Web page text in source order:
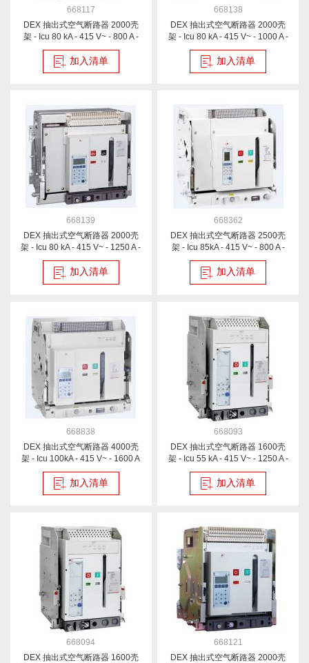
668117
DEX 抽出式空气断路器 2000壳
架 - Icu 80 kA - 415 V~ - 800 A -
3P
加入清单
668138
DEX 抽出式空气断路器 2000壳
架 - Icu 80 kA - 415 V~ - 1000 A -
4P
加入清单
668139
DEX 抽出式空气断路器 2000壳
架 - Icu 80 kA - 415 V~ - 1250 A -
4P
加入清单
668362
DEX 抽出式空气断路器 2500壳
架 - Icu 85kA - 415 V~ - 800 A -
4P
加入清单
668838
DEX 抽出式空气断路器 4000壳
架 - Icu 100kA - 415 V~ - 1600 A
- 3P
加入清单
668093
DEX 抽出式空气断路器 1600壳
架 - Icu 55 kA - 415 V~ - 1250 A -
3P
加入清单
668094
DEX 抽出式空气断路器 1600壳
668121
DEX 抽出式空气断路器 2000壳